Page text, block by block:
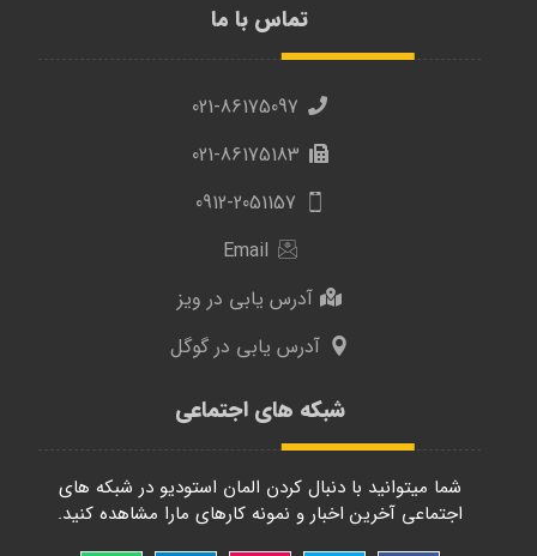
تماس با ما
021-86175097
021-86175183
0912-2051157
Email
آدرس یابی در ویز
آدرس یابی در گوگل
شبکه های اجتماعی
شما میتوانید با دنبال کردن المان استودیو در شبکه های
اجتماعی آخرین اخبار و نمونه کارهای مارا مشاهده کنید.